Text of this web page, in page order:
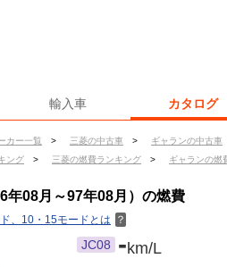
輸入車 カタログ
カー一覧 > 三菱の中古車 > ギャランの中古車
ング > 三菱の燃費ランキング > ギャランの燃
年08月～97年08月）の燃費
、10・15モードとは ？
JC08 -km/L